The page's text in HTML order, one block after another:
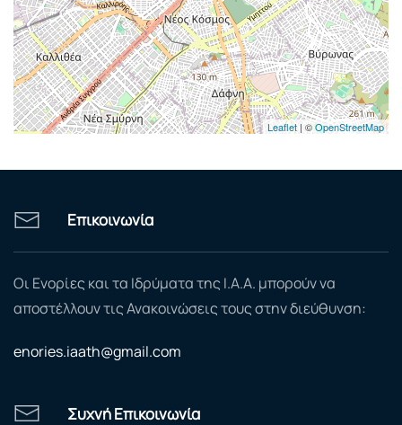
Leaflet | ©OpenStreetMap
Επικοινωνία
Οι Ενορίες και τα Ιδρύματα της Ι.Α.Α. μπορούν να
αποστέλλουν τις Ανακοινώσεις τους στην διεύθυνση:
enories.iaath@gmail.com
Συχνή Επικοινωνία